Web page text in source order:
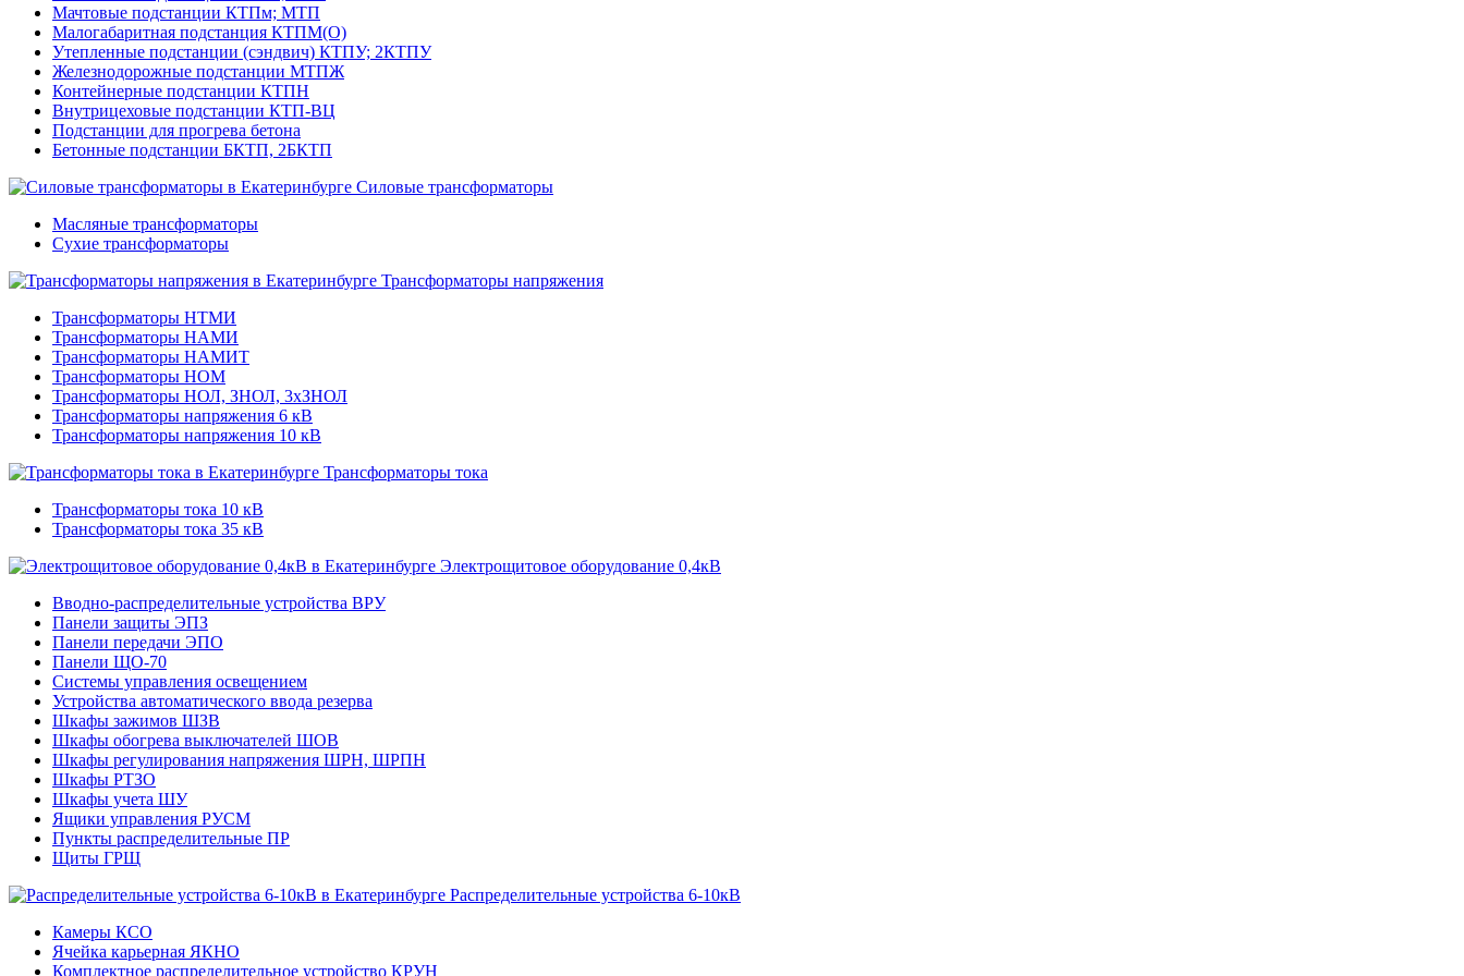
Мачтовые подстанции КТПм; МТП
Малогабаритная подстанция КТПМ(О)
Утепленные подстанции (сэндвич) КТПУ; 2КТПУ
Железнодорожные подстанции МТПЖ
Контейнерные подстанции КТПН
Внутрицеховые подстанции КТП-ВЦ
Подстанции для прогрева бетона
Бетонные подстанции БКТП, 2БКТП
Силовые трансформаторы
Масляные трансформаторы
Сухие трансформаторы
Трансформаторы напряжения
Трансформаторы НТМИ
Трансформаторы НАМИ
Трансформаторы НАМИТ
Трансформаторы НОМ
Трансформаторы НОЛ, ЗНОЛ, 3хЗНОЛ
Трансформаторы напряжения 6 кВ
Трансформаторы напряжения 10 кВ
Трансформаторы тока
Трансформаторы тока 10 кВ
Трансформаторы тока 35 кВ
Электрощитовое оборудование 0,4кВ
Вводно-распределительные устройства ВРУ
Панели защиты ЭПЗ
Панели передачи ЭПО
Панели ЩО-70
Системы управления освещением
Устройства автоматического ввода резерва
Шкафы зажимов ШЗВ
Шкафы обогрева выключателей ШОВ
Шкафы регулирования напряжения ШРН, ШРПН
Шкафы РТЗО
Шкафы учета ШУ
Ящики управления РУСМ
Пункты распределительные ПР
Щиты ГРЩ
Распределительные устройства 6-10кВ
Камеры КСО
Ячейка карьерная ЯКНО
Комплектное распределительное устройство КРУН